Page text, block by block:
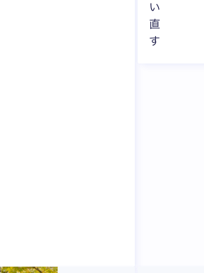
い
直
す